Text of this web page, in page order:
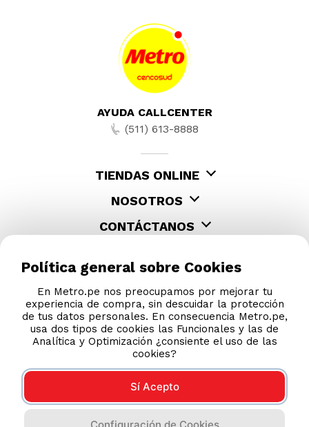
AYUDA CALLCENTER
(511) 613-8888
TIENDAS ONLINE
NOSOTROS
CONTÁCTANOS
COMPRAS 100% SEGURAS
Política general sobre Cookies
En Metro.pe nos preocupamos por mejorar tu
experiencia de compra, sin descuidar la protección
de tus datos personales. En consecuencia Metro.pe,
usa dos tipos de cookies las Funcionales y las de
Analítica y Optimización ¿consiente el uso de las
cookies?
Sí Acepto